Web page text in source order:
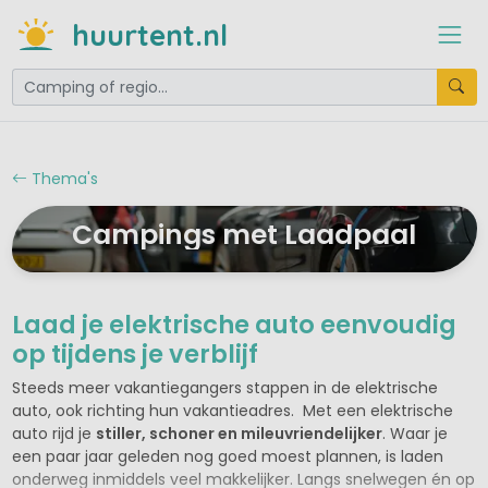
huurtent.nl
Thema's
Campings met Laadpaal
Laad je elektrische auto eenvoudig
op tijdens je verblijf
Steeds meer vakantiegangers stappen in de elektrische
auto, ook richting hun vakantieadres. Met een elektrische
auto rijd je stiller, schoner en mileuvriendelijker. Waar je
een paar jaar geleden nog goed moest plannen, is laden
onderweg inmiddels veel makkelijker. Langs snelwegen én op